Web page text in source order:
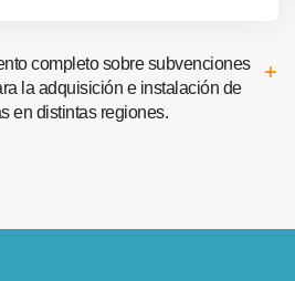
completo sobre subvenciones
la adquisición e instalación de
en distintas regiones.